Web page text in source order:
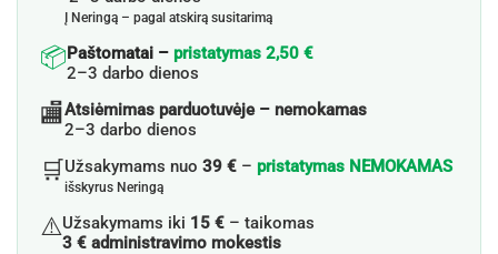
Į Neringą – pagal atskirą susitarimą
📦Paštomatai – pristatymas 2,50 €
2–3 darbo dienos
🏬Atsiėmimas parduotuvėje – nemokamas
2–3 darbo dienos
🛒Užsakymams nuo 39 € – pristatymas NEMOKAMAS
išskyrus Neringą
⚠️Užsakymams iki 15 € – taikomas
3 € administravimo mokestis